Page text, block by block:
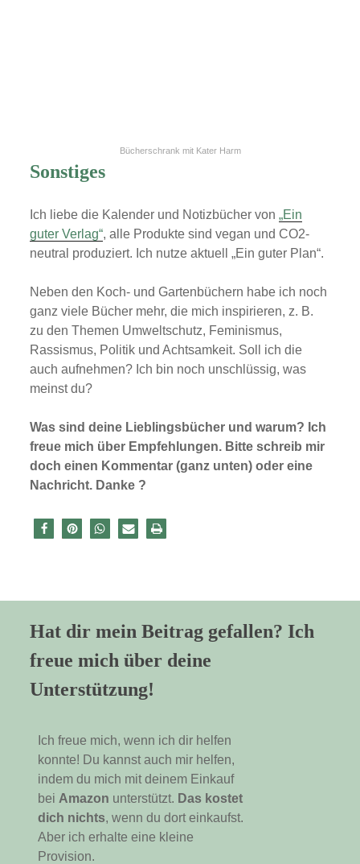
Bücherschrank mit Kater Harm
Sonstiges
Ich liebe die Kalender und Notizbücher von„Ein
guter Verlag“, alle Produkte sind vegan und CO2-
neutral produziert. Ich nutze aktuell „Ein guter Plan“.
Neben den Koch- und Gartenbüchern habe ich noch
ganz viele Bücher mehr, die mich inspirieren, z. B.
zu den Themen Umweltschutz, Feminismus,
Rassismus, Politik und Achtsamkeit. Soll ich die
auch aufnehmen? Ich bin noch unschlüssig, was
meinst du?
Was sind deine Lieblingsbücher und warum? Ich
freue mich über Empfehlungen. Bitte schreib mir
doch einen Kommentar (ganz unten) oder eine
Nachricht. Danke ?
Hat dir mein Beitrag gefallen? Ich
freue mich über deine
Unterstützung!
Ich freue mich, wenn ich dir helfen
konnte! Du kannst auch mir helfen,
indem du mich mit deinem Einkauf
bei Amazon unterstützt. Das kostet
dich nichts, wenn du dort einkaufst.
Aber ich erhalte eine kleine
Provision.